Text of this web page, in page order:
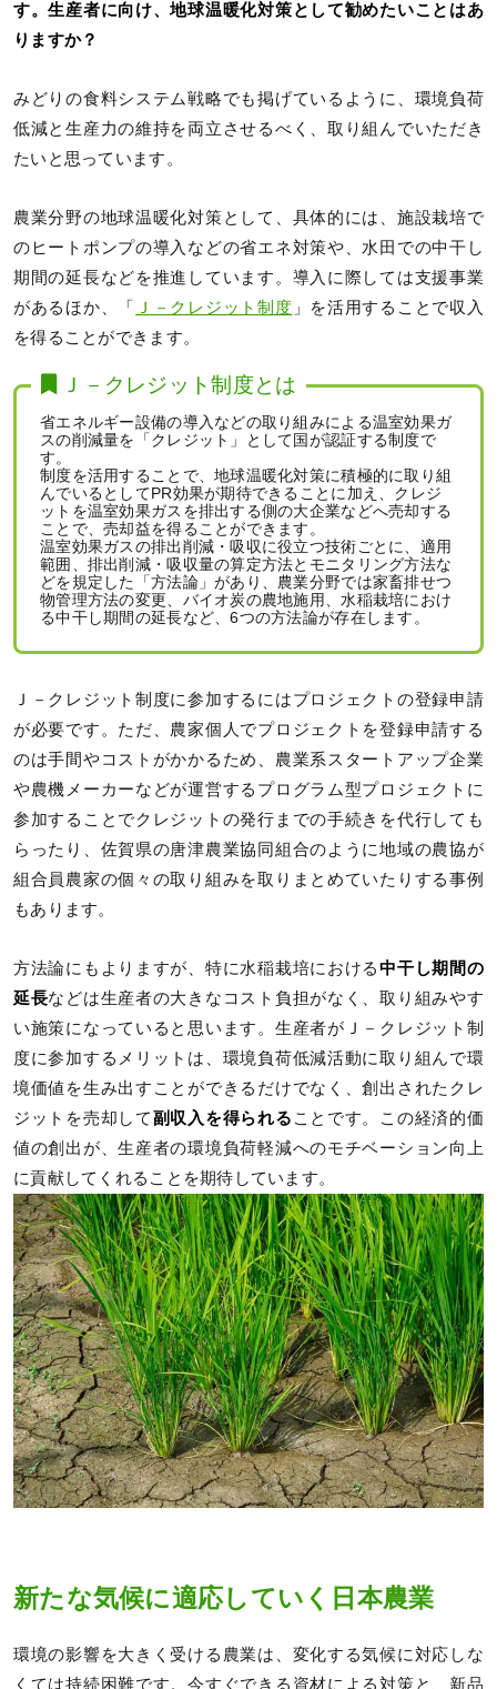
す。生産者に向け、地球温暖化対策として勧めたいことはあ
りますか？
みどりの食料システム戦略でも掲げているように、環境負荷
低減と生産力の維持を両立させるべく、取り組んでいただき
たいと思っています。
農業分野の地球温暖化対策として、具体的には、施設栽培で
のヒートポンプの導入などの省エネ対策や、水田での中干し
期間の延長などを推進しています。導入に際しては支援事業
があるほか、「
Ｊ－クレジット制度 」を活用することで収入
を得ることができます。
Ｊ－クレジット制度とは
省エネルギー設備の導入などの取り組みによる温室効果ガ
スの削減量を「クレジット」として国が認証する制度で
す。
制度を活用することで、地球温暖化対策に積極的に取り組
んでいるとしてPR効果が期待できることに加え、クレジ
ットを温室効果ガスを排出する側の大企業などへ売却する
ことで、売却益を得ることができます。
温室効果ガスの排出削減・吸収に役立つ技術ごとに、適用
範囲、排出削減・吸収量の算定方法とモニタリング方法な
どを規定した「方法論」があり、農業分野では家畜排せつ
物管理方法の変更、バイオ炭の農地施用、水稲栽培におけ
る中干し期間の延長など、6つの方法論が存在します。
Ｊ－クレジット制度に参加するにはプロジェクトの登録申請
が必要です。ただ、農家個人でプロジェクトを登録申請する
のは手間やコストがかかるため、農業系スタートアップ企業
や農機メーカーなどが運営するプログラム型プロジェクトに
参加することでクレジットの発行までの手続きを代行しても
らったり、佐賀県の唐津農業協同組合のように地域の農協が
組合員農家の個々の取り組みを取りまとめていたりする事例
もあります。
方法論にもよりますが、特に水稲栽培における中干し期間の
延長などは生産者の大きなコスト負担がなく、取り組みやす
い施策になっていると思います。生産者がＪ－クレジット制
度に参加するメリットは、環境負荷低減活動に取り組んで環
境価値を生み出すことができるだけでなく、創出されたクレ
ジットを売却して副収入を得られる ことです。この経済的価
値の創出が、生産者の環境負荷軽減へのモチベーション向上
に貢献してくれることを期待しています。
新たな気候に適応していく日本農業
環境の影響を大きく受ける農業は、変化する気候に対応しな
くては持続困難です。今すぐできる資材による対策と、新品